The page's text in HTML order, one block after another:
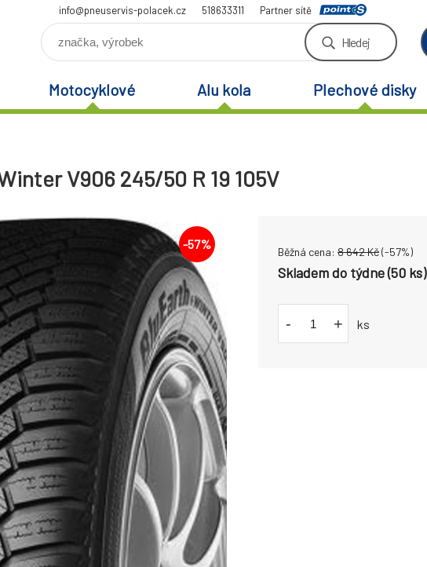
info@pneuservis-polacek.cz 518633311 Partner sítě
Hledej
Motocyklové Alu kola Plechové disky
V906 245/50 R 19 105V
-57%
Běžná cena: 8 642Kč(-57%)
Skladem do týdne (50 ks)
- + ks